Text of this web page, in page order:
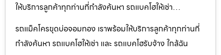
ให้บริการลูกค้าทุกท่านที่กำลังค้นหา รถแบคโฮให้เช่า…
รถแม็คโครขุดบ่อจอมทอง เราพร้อมให้บริการลูกค้าทุกท่านที่
กำลังค้นหา รถแบคโฮให้เช่า และ รถแบคโฮรับจ้าง ใกล้ฉัน